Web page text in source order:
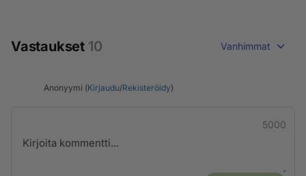
Vastaukset 10 Vanhimmat
Anonyymi (Kirjaudu/Rekisteröidy)
5000